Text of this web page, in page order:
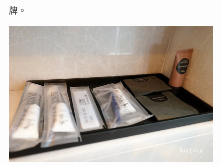
牌。